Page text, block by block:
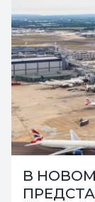
NBAA
В
Сроки
программа
6.08.2026